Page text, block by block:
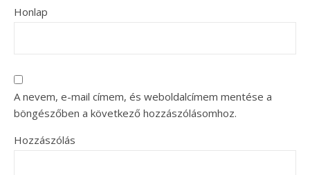
Honlap
A nevem, e-mail címem, és weboldalcímem mentése a
böngészőben a következő hozzászólásomhoz.
Hozzászólás